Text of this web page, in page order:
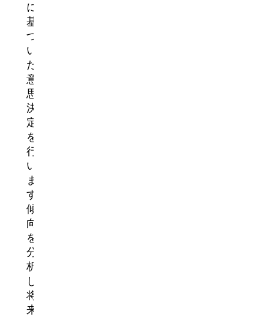
に
基
づ
い
た
意
思
決
定
を
行
い
ま
す。
傾
向
を
分
析
し、
将
来